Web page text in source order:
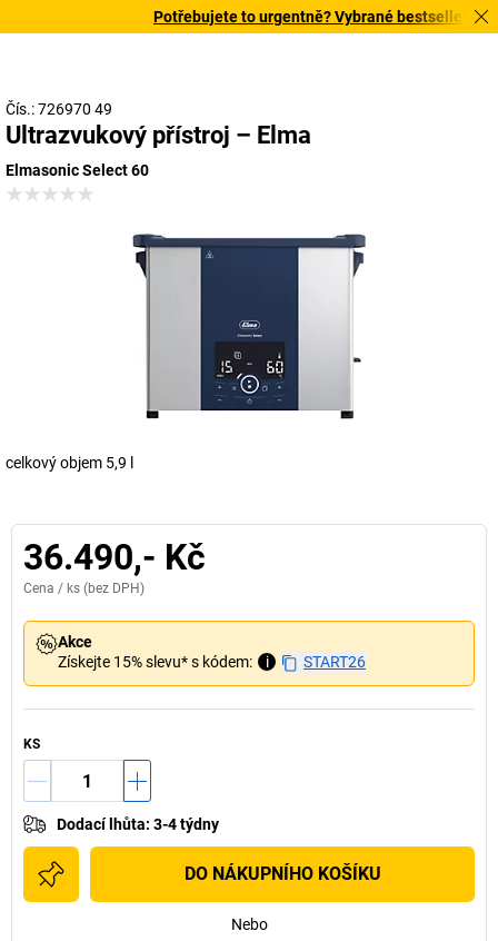
Potřebujete to urgentně? Vybrané bestsellery
Čís.: 726970 49
Ultrazvukový přístroj – Elma
Elmasonic Select 60
celkový objem 5,9 l
36.490,- Kč
Cena / ks (bez DPH)
Akce
Získejte 15% slevu* s kódem:
i START26
KS
Dodací lhůta: 3-4 týdny
DO NÁKUPNÍHO KOŠÍKU
Nebo